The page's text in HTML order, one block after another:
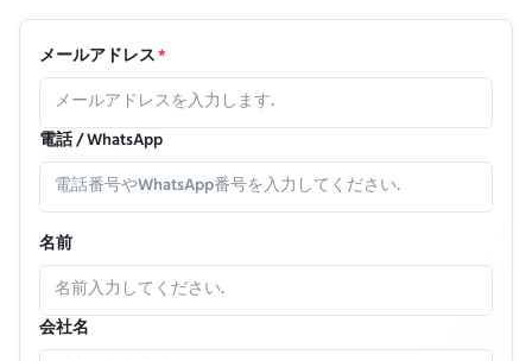
メールアドレス*
電話 / WhatsApp
名前
会社名